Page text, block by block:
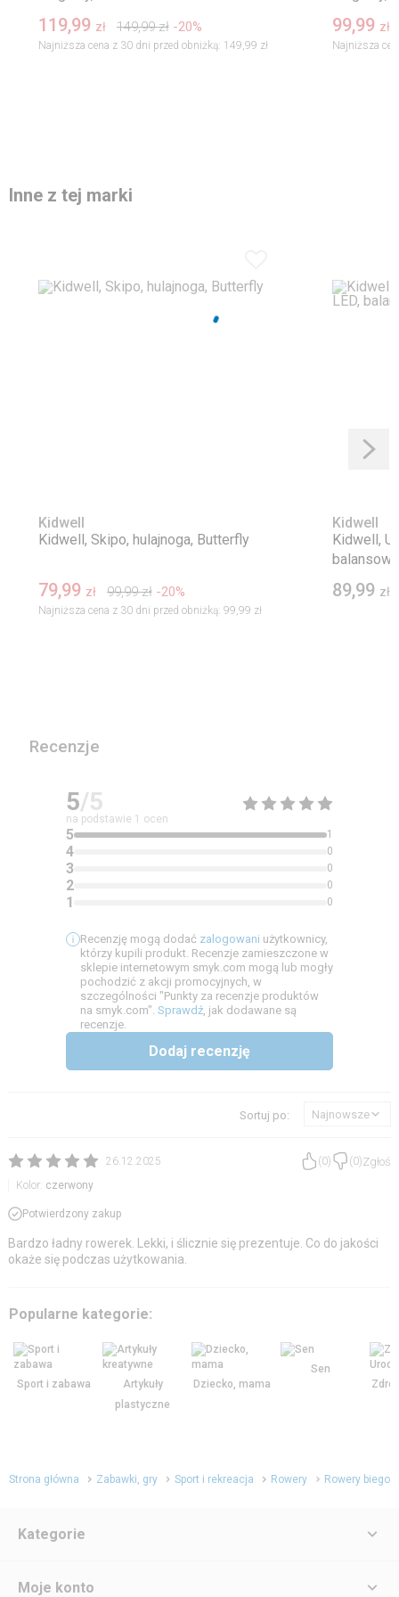
119,99 zł 149,99 zł -20%
Najniższa cena z 30 dni przed obniżką: 149,99 zł
99,99 zł
Najniższa
Inne z tej marki
Kidwell
Kidwell, Skipo, hulajnoga, Butterfly
79,99 zł 99,99 zł -20%
Najniższa cena z 30 dni przed obniżką: 99,99 zł
Kidwell
Kidwell,
89,99 zł
Recenzje
5/5
na podstawie 1 ocen
5 1
4 0
3 0
2 0
1 0
Recenzję mogą dodać zalogowani użytkownicy,
którzy kupili produkt. Recenzje zamieszczone w
sklepie internetowym smyk.com mogą lub mogły
pochodzić z akcji promocyjnych, w
szczególności "Punkty za recenzje produktów
na smyk.com". Sprawdź, jak dodawane są
recenzje.
Dodaj recenzję
Sortuj po: Najnowsze
26.12.2025 (0) (0)Zgłoś
Kolor: czerwony
Potwierdzony zakup
Bardzo ładny rowerek. Lekki, i ślicznie się prezentuje. Co do jakości
okaże się podczas użytkowania.
Popularne kategorie:
Sport i zabawa
Artykuły
plastyczne
Dziecko, mama
Sen
Strona główna Zabawki, gry Sport i rekreacja Rowery Rowery
Kategorie
Moje konto